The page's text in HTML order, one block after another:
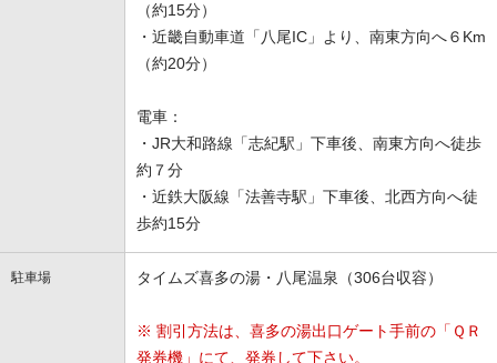
（約15分）
・近畿自動車道「八尾IC」より、南東方向へ６Km
（約20分）
電車：
・JR大和路線「志紀駅」下車後、南東方向へ徒歩
約７分
・近鉄大阪線「法善寺駅」下車後、北西方向へ徒
歩約15分
駐車場 タイムズ喜多の湯・八尾温泉（306台収容）
※ 割引方法は、喜多の湯出口ゲート手前の「ＱＲ
発券機」にて、発券して下さい。